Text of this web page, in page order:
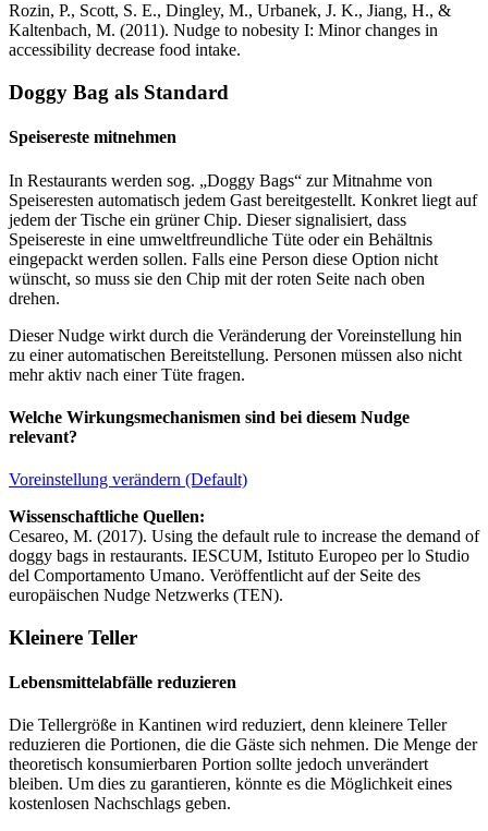
Rozin, P., Scott, S. E., Dingley, M., Urbanek, J. K., Jiang, H., &
Kaltenbach, M. (2011). Nudge to nobesity I: Minor changes in
accessibility decrease food intake.
Doggy Bag als Standard
Speisereste mitnehmen
In Restaurants werden sog. „Doggy Bags“ zur Mitnahme von
Speiseresten automatisch jedem Gast bereitgestellt. Konkret liegt auf
jedem der Tische ein grüner Chip. Dieser signalisiert, dass
Speisereste in eine umweltfreundliche Tüte oder ein Behältnis
eingepackt werden sollen. Falls eine Person diese Option nicht
wünscht, so muss sie den Chip mit der roten Seite nach oben
drehen.
Dieser Nudge wirkt durch die Veränderung der Voreinstellung hin
zu einer automatischen Bereitstellung. Personen müssen also nicht
mehr aktiv nach einer Tüte fragen.
Welche Wirkungsmechanismen sind bei diesem Nudge
relevant?
Voreinstellung verändern (Default)
Wissenschaftliche Quellen:
Cesareo, M. (2017). Using the default rule to increase the demand of
doggy bags in restaurants. IESCUM, Istituto Europeo per lo Studio
del Comportamento Umano. Veröffentlicht auf der Seite des
europäischen Nudge Netzwerks (TEN).
Kleinere Teller
Lebensmittelabfälle reduzieren
Die Tellergröße in Kantinen wird reduziert, denn kleinere Teller
reduzieren die Portionen, die die Gäste sich nehmen. Die Menge der
theoretisch konsumierbaren Portion sollte jedoch unverändert
bleiben. Um dies zu garantieren, könnte es die Möglichkeit eines
kostenlosen Nachschlags geben.